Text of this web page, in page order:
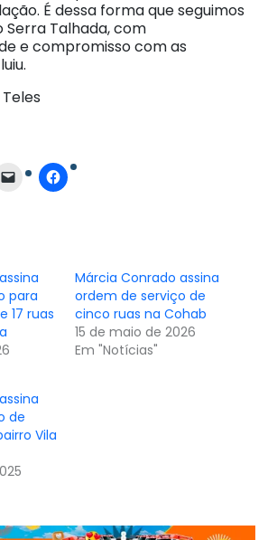
É dessa forma que seguimos
Talhada, com
e compromisso com as
para
17 ruas
Márcia Conrado assina
ordem de serviço de
cinco ruas na Cohab
15 de maio de 2026
Em "Notícias"
de
Vila